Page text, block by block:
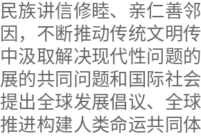
民族讲信修睦、亲仁善
因，不断推动传统文明
中汲取解决现代性问题
展的共同问题和国际社
提出全球发展倡议、全
推进构建人类命运共同